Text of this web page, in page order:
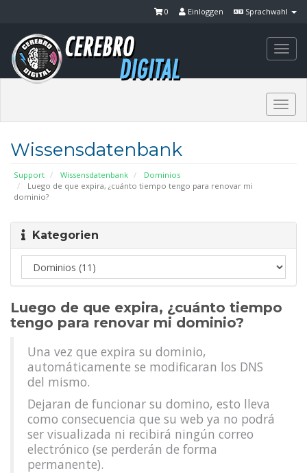
Sprachwahl
Einloggen
0
Wissensdatenbank
Support Wissensdatenbank
Dominios
Luego de que expira, ¿cuánto tiempo tengo para renovar mi
dominio?
Kategorien
Luego de que expira, ¿cuánto tiempo
tengo para renovar mi dominio?
Una vez que expira su dominio,
automáticamente se modificaran los DNS
del mismo.
Dejaran de funcionar su domino, esto lleva
como consecuencia que su web ya no podrá
ser visualizada ni recibirá ningún correo
electrónico (se perderán de forma
permanente).